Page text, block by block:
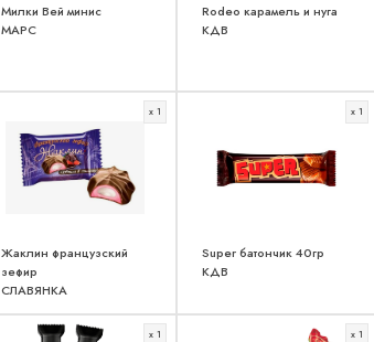
Милки Вей минис
МАРС
Rodeo карамель и нуга
КДВ
x 1
Жаклин французский
зефир
СЛАВЯНКА
x 1
Super батончик 40гр
КДВ
x 1 x 1